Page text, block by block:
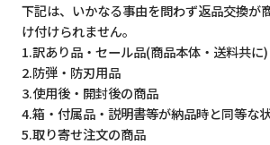
下記は、いかなる事由を問わず返品交換が
け付けられません。
1.訳あり品・セール品(商品本体・送料共に)
2.防弾・防刃用品
3.使用後・開封後の商品
4.箱・付属品・説明書等が納品時と同等な
5.取り寄せ注文の商品